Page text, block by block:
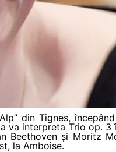
din Tignes,
va interpreta Trio op. 3
Beethoven și Moritz
la Amboise.